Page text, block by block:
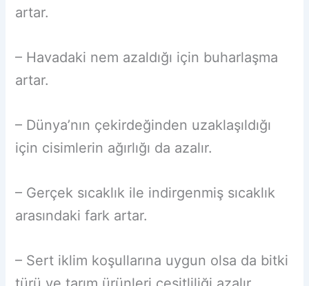
artar.
– Havadaki nem azaldığı için buharlaşma
artar.
– Dünya’nın çekirdeğinden uzaklaşıldığı
için cisimlerin ağırlığı da azalır.
– Gerçek sıcaklık ile indirgenmiş sıcaklık
arasındaki fark artar.
– Sert iklim koşullarına uygun olsa da bitki